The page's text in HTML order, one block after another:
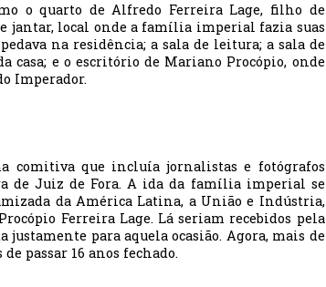
o quarto de Alfredo Ferreira Lage, filho de
jantar, local onde a família imperial fazia suas
na residência; a sala de leitura; a sala de
casa; e o escritório de Mariano Procópio, onde
Imperador.
comitiva que incluía jornalistas e fotógrafos
de Juiz de Fora. A ida da família imperial se
da América Latina, a União e Indústria,
Ferreira Lage. Lá seriam recebidos pela
para aquela ocasião. Agora, mais de
passar 16 anos fechado.